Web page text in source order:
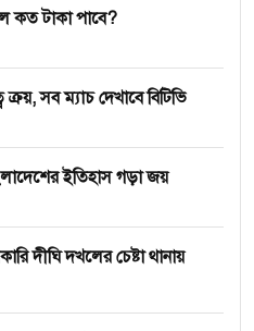
কত টাকা পাবে?
ক্রয়, সব ম্যাচ দেখাবে বিটিভি
ইতিহাস গড়া জয়
দীঘি দখলের চেষ্টা থানায়